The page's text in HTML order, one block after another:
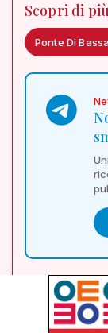
Scopri di
Ponte Di